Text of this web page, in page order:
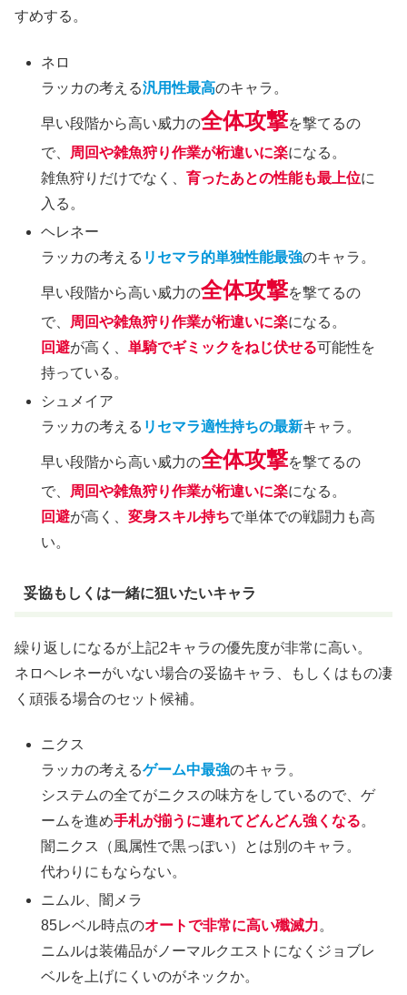
すめする。
ネロ
ラッカの考える汎用性最高のキャラ。
早い段階から高い威力の全体攻撃を撃てるの
で、
周回や雑魚狩り作業が桁違いに楽になる。
雑魚狩りだけでなく、育ったあとの性能も最上位に
入る。
ヘレネー
ラッカの考える リセマラ的単独性能最強のキャラ。
早い段階から高い威力の全体攻撃を撃てるの
で、
周回や雑魚狩り作業が桁違いに楽になる。
回避が高く、単騎でギミックをねじ伏せる可能性を
持っている。
シュメイア
ラッカの考える リセマラ適性持ちの最新キャラ。
早い段階から高い威力の全体攻撃を撃てるの
で、
周回や雑魚狩り作業が桁違いに楽になる。
回避が高く、変身スキル持ちで単体での戦闘力も高
い。
妥協もしくは一緒に狙いたいキャラ
繰り返しになるが上記2キャラの優先度が非常に高い。
ネロヘレネーがいない場合の妥協キャラ、もしくはもの凄
く頑張る場合のセット候補。
ニクス
ラッカの考えるゲーム中最強のキャラ。
システムの全てがニクスの味方をしているので、ゲ
ームを進め手札が揃うに連れてどんどん強くなる。
闇ニクス（風属性で黒っぽい）とは別のキャラ。
代わりにもならない。
ニムル、闇メラ
85レベル時点のオートで非常に高い殲滅力。
ニムルは装備品がノーマルクエストになくジョブレ
ベルを上げにくいのがネックか。